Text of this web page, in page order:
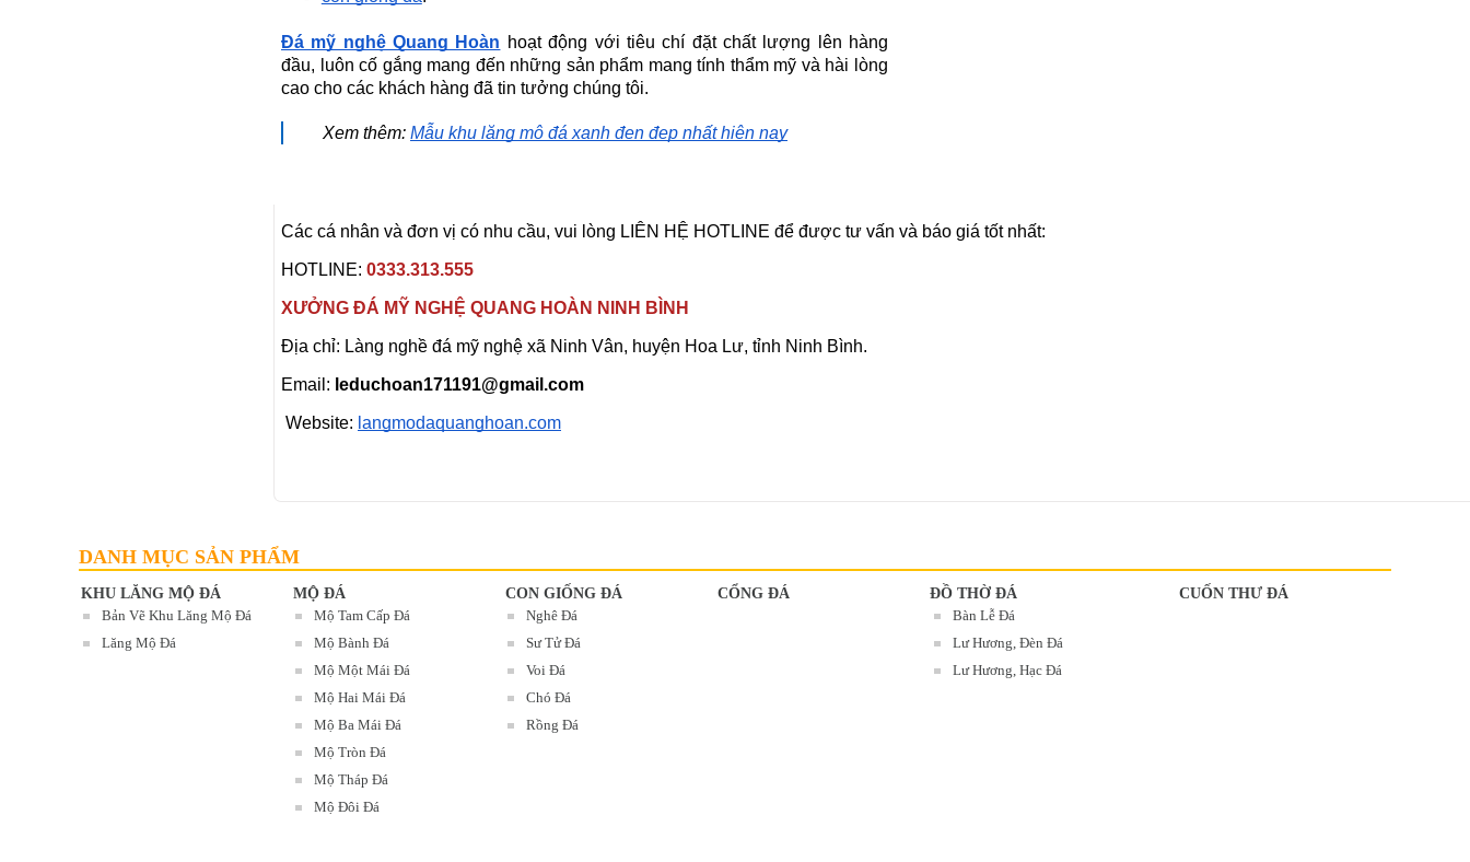
Đá mỹ nghệ Quang Hoàn hoạt động với tiêu chí đặt chất lượng lên hàng
đầu, luôn cố gắng mang đến những sản phẩm mang tính thẩm mỹ và hài lòng
cao cho các khách hàng đã tin tưởng chúng tôi.
Xem thêm: Mẫu khu lăng mộ đá xanh đen đẹp nhất hiện nay
Các cá nhân và đơn vị có nhu cầu, vui lòng LIÊN HỆ HOTLINE để được tư vấn và báo giá tốt nhất:
HOTLINE: 0333.313.555
XƯỞNG ĐÁ MỸ NGHỆ QUANG HOÀN NINH BÌNH
Địa chỉ: Làng nghề đá mỹ nghệ xã Ninh Vân, huyện Hoa Lư, tỉnh Ninh Bình.
Email: leduchoan171191@gmail.com
Website: langmodaquanghoan.com
DANH MỤC SẢN PHẨM
KHU LĂNG MỘ ĐÁ
Bản Vẽ Khu Lăng Mộ Đá
Lăng Mộ Đá
MỘ ĐÁ
Mộ Tam Cấp Đá
Mộ Bành Đá
Mộ Một Mái Đá
Mộ Hai Mái Đá
Mộ Ba Mái Đá
Mộ Tròn Đá
Mộ Tháp Đá
Mộ Đôi Đá
CON GIỐNG ĐÁ
Nghê Đá
Sư Tử Đá
Voi Đá
Chó Đá
Rồng Đá
CỔNG ĐÁ
ĐỒ THỜ ĐÁ
Bàn Lễ Đá
Lư Hương, Đèn Đá
Lư Hương, Hạc Đá
CUỐN THƯ ĐÁ